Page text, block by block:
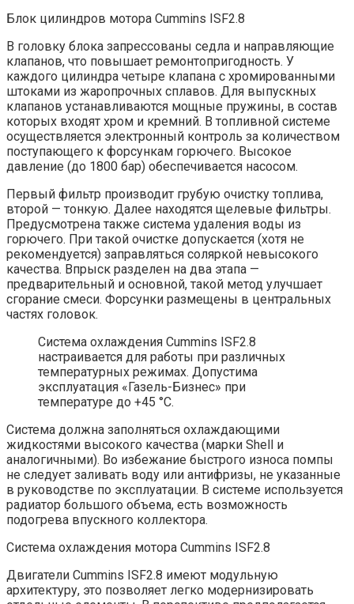
Блок цилиндров мотора Cummins ISF2.8
В головку блока запрессованы седла и направляющие
клапанов, что повышает ремонтопригодность. У
каждого цилиндра четыре клапана с хромированными
штоками из жаропрочных сплавов. Для выпускных
клапанов устанавливаются мощные пружины, в состав
которых входят хром и кремний. В топливной системе
осуществляется электронный контроль за количеством
поступающего к форсункам горючего. Высокое
давление (до 1800 бар) обеспечивается насосом.
Первый фильтр производит грубую очистку топлива,
второй — тонкую. Далее находятся щелевые фильтры.
Предусмотрена также система удаления воды из
горючего. При такой очистке допускается (хотя не
рекомендуется) заправляться соляркой невысокого
качества. Впрыск разделен на два этапа —
предварительный и основной, такой метод улучшает
сгорание смеси. Форсунки размещены в центральных
частях головок.
Система охлаждения Cummins ISF2.8
настраивается для работы при различных
температурных режимах. Допустима
эксплуатация «Газель-Бизнес» при
температуре до +45 °С.
Система должна заполняться охлаждающими
жидкостями высокого качества (марки Shell и
аналогичными). Во избежание быстрого износа помпы
не следует заливать воду или антифризы, не указанные
в руководстве по эксплуатации. В системе используется
радиатор большого объема, есть возможность
подогрева впускного коллектора.
Система охлаждения мотора Cummins ISF2.8
Двигатели Cummins ISF2.8 имеют модульную
архитектуру, это позволяет легко модернизировать